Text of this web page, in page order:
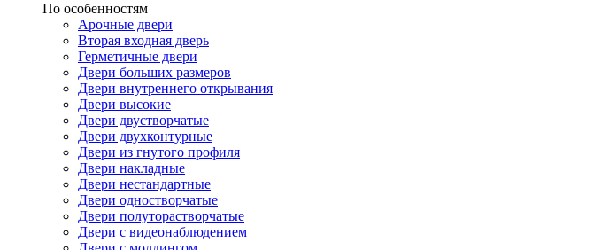
По особенностям
Арочные двери
Вторая входная дверь
Герметичные двери
Двери больших размеров
Двери внутреннего открывания
Двери высокие
Двери двустворчатые
Двери двухконтурные
Двери из гнутого профиля
Двери накладные
Двери нестандартные
Двери одностворчатые
Двери полуторастворчатые
Двери с видеонаблюдением